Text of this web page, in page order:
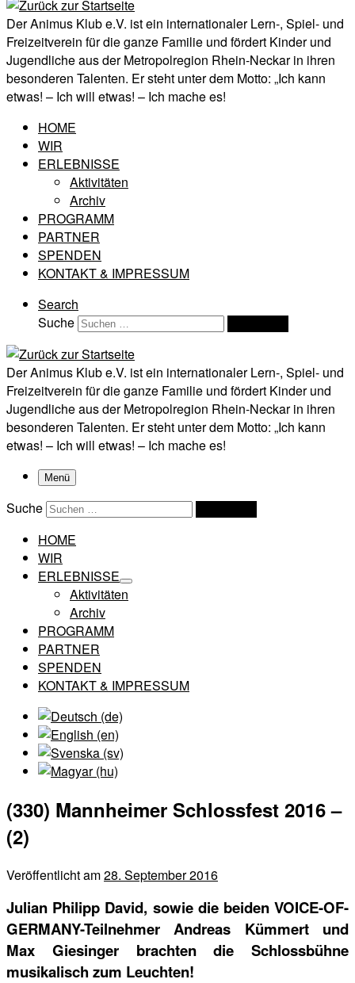
Der Animus Klub e.V. ist ein internationaler Lern-, Spiel- und
Freizeitverein für die ganze Familie und fördert Kinder und
Jugendliche aus der Metropolregion Rhein-Neckar in ihren
besonderen Talenten. Er steht unter dem Motto: „Ich kann
etwas! – Ich will etwas! – Ich mache es!
HOME
WIR
ERLEBNISSE
Aktivitäten
Archiv
PROGRAMM
PARTNER
SPENDEN
KONTAKT & IMPRESSUM
Search
Suche
Der Animus Klub e.V. ist ein internationaler Lern-, Spiel- und
Freizeitverein für die ganze Familie und fördert Kinder und
Jugendliche aus der Metropolregion Rhein-Neckar in ihren
besonderen Talenten. Er steht unter dem Motto: „Ich kann
etwas! – Ich will etwas! – Ich mache es!
Menü
Suche
HOME
WIR
ERLEBNISSE
Aktivitäten
Archiv
PROGRAMM
PARTNER
SPENDEN
KONTAKT & IMPRESSUM
(330) Mannheimer Schlossfest 2016 –
(2)
Veröffentlicht am28. September 2016
Julian Philipp David, sowie die beiden VOICE-OF-
GERMANY-Teilnehmer Andreas Kümmert und
Max Giesinger brachten die Schlossbühne
musikalisch zum Leuchten!